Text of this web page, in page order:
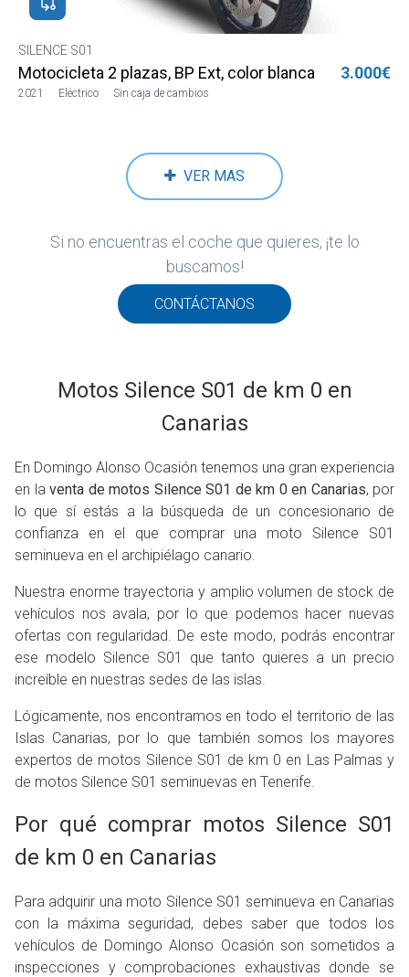
SILENCE S01
Motocicleta 2 plazas, BP Ext, color blanca
2021 Eléctrico Sin caja de cambios
3.000€
VER MAS
Si no encuentras el coche que quieres, ¡te lo
buscamos!
CONTÁCTANOS
Motos Silence S01 de km 0 en
Canarias
En Domingo Alonso Ocasión tenemos una gran experiencia
en la venta de motos Silence S01 de km 0 en Canarias, por
lo que sí estás a la búsqueda de un concesionario de
confianza en el que comprar una moto Silence S01
seminueva en el archipiélago canario.
Nuestra enorme trayectoria y amplio volumen de stock de
vehículos nos avala, por lo que podemos hacer nuevas
ofertas con regularidad. De este modo, podrás encontrar
ese modelo Silence S01 que tanto quieres a un precio
increíble en nuestras sedes de las islas.
Lógicamente, nos encontramos en todo el territorio de las
Islas Canarias, por lo que también somos los mayores
expertos de motos Silence S01 de km 0 en Las Palmas y
de motos Silence S01 seminuevas en Tenerife.
Por qué comprar motos Silence S01
de km 0 en Canarias
Para adquirir una moto Silence S01 seminueva en Canarias
con la máxima seguridad, debes saber que todos los
vehículos de Domingo Alonso Ocasión son sometidos a
inspecciones y comprobaciones exhaustivas donde se